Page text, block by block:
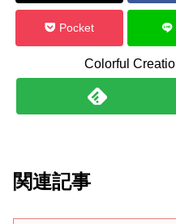
Pocket
Colorful
関連記事